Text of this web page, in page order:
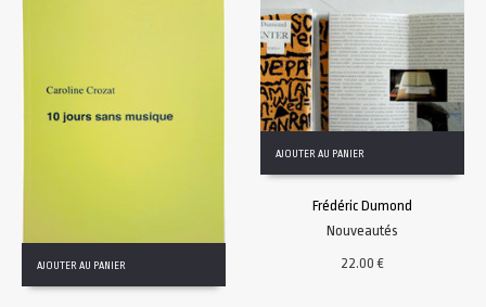
AJOUTER AU PANIER
AJOUTER AU PANIER
Frédéric Dumond
Nouveautés
22.00€